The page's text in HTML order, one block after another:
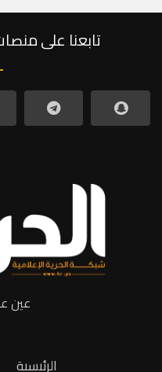
تابعنا على
عين
الرئيسية